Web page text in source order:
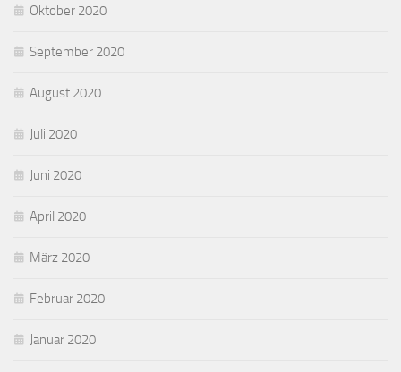
Oktober 2020
September 2020
August 2020
Juli 2020
Juni 2020
April 2020
März 2020
Februar 2020
Januar 2020